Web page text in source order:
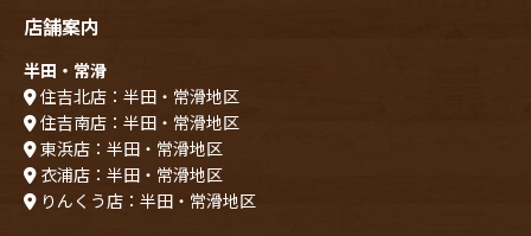
店舗案内
半田・常滑
住吉北店：半田・常滑地区
住吉南店：半田・常滑地区
東浜店：半田・常滑地区
衣浦店：半田・常滑地区
りんくう店：半田・常滑地区